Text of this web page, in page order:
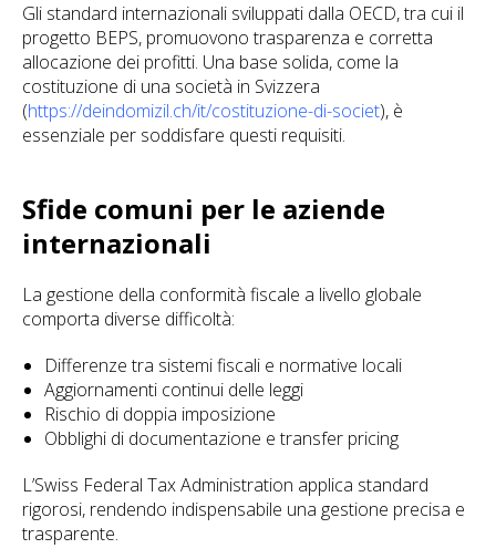
Gli standard internazionali sviluppati dalla OECD, tra cui il
progetto BEPS, promuovono trasparenza e corretta
allocazione dei profitti. Una base solida, come la
costituzione di una società in Svizzera
(https://deindomizil.ch/it/costituzione-di-societ), è
essenziale per soddisfare questi requisiti.
Sfide comuni per le aziende
internazionali
La gestione della conformità fiscale a livello globale
comporta diverse difficoltà:
Differenze tra sistemi fiscali e normative locali
Aggiornamenti continui delle leggi
Rischio di doppia imposizione
Obblighi di documentazione e transfer pricing
L’Swiss Federal Tax Administration applica standard
rigorosi, rendendo indispensabile una gestione precisa e
trasparente.